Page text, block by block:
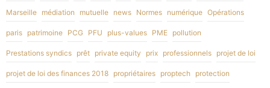
Marseille médiation mutuelle news Normes numérique Opérations
paris patrimoine PCG PFU plus-values PME pollution
Prestations syndics prêt private equity prix professionnels projet de loi
projet de loi des finances 2018 propriétaires proptech protection